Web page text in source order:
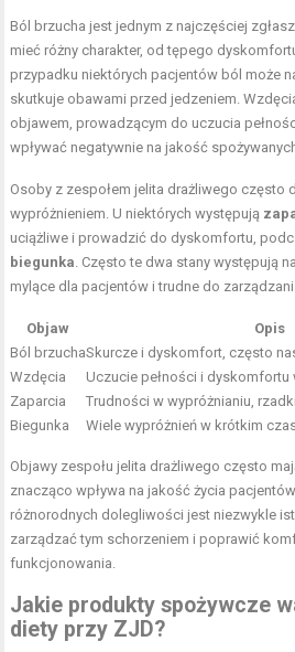
Ból brzucha jest jednym z najczęściej
mieć różny charakter, od tępego
przypadku niektórych pacjentów ból może
skutkuje obawami przed jedzeniem.
objawem, prowadzącym do uczucia
wpływać negatywnie na jakość
Osoby z zespołem jelita drażliwego
wypróżnieniem. U niektórych występują
uciążliwe i prowadzić do dyskomfortu,
biegunka. Często te dwa stany występują
mylące dla pacjentów i trudne do
Objaw
Opis
Ból brzuchaSkurcze i dyskomfort, często
Wzdęcia
Uczucie pełności i dyskomfortu
Zaparcia
Trudności w wypróżnianiu,
Biegunka
Wiele wypróżnień w krótkim
Objawy zespołu jelita drażliwego często
znacząco wpływa na jakość życia
różnorodnych dolegliwości jest niezwykle
zarządzać tym schorzeniem i poprawić
funkcjonowania.
Jakie produkty spożywcze
diety przy ZJD?